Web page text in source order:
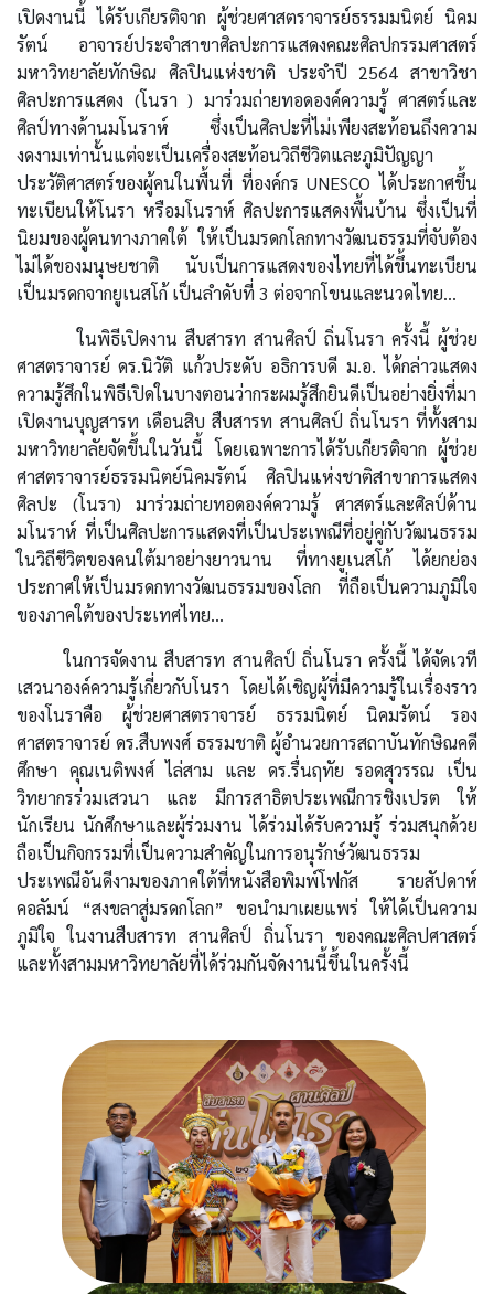
เปิดงานนี้ ได้รับเกียรติจาก ผู้ช่วยศาสตราจารย์ธรรมมนิตย์ นิคม
รัตน์ อาจารย์ประจำสาขาศิลปะการแสดงคณะศิลปกรรมศาสตร์
มหาวิทยาลัยทักษิณ ศิลปินแห่งชาติ ประจำปี 2564 สาขาวิชา
ศิลปะการแสดง (โนรา ) มาร่วมถ่ายทอดองค์ความรู้ ศาสตร์และ
ศิลป์ทางด้านมโนราห์ ซึ่งเป็นศิลปะที่ไม่เพียงสะท้อนถึงความ
งดงามเท่านั้นแต่จะเป็นเครื่องสะท้อนวิถีชีวิตและภูมิปัญญา
ประวัติศาสตร์ของผู้คนในพื้นที่ ที่องค์กร UNESCO ได้ประกาศขึ้น
ทะเบียนให้โนรา หรือมโนราห์ ศิลปะการแสดงพื้นบ้าน ซึ่งเป็นที่
นิยมของผู้คนทางภาคใต้ ให้เป็นมรดกโลกทางวัฒนธรรมที่จับต้อง
ไม่ได้ของมนุษยชาติ นับเป็นการแสดงของไทยที่ได้ขึ้นทะเบียน
เป็นมรดกจากยูเนสโก้ เป็นลำดับที่ 3 ต่อจากโขนและนวดไทย...
ในพิธีเปิดงาน สืบสารท สานศิลป์ ถิ่นโนรา ครั้งนี้ ผู้ช่วย
ศาสตราจารย์ ดร.นิวัติ แก้วประดับ อธิการบดี ม.อ. ได้กล่าวแสดง
ความรู้สึกในพิธีเปิดในบางตอนว่ากระผมรู้สึกยินดีเป็นอย่างยิ่งที่มา
เปิดงานบุญสารท เดือนสิบ สืบสารท สานศิลป์ ถิ่นโนรา ที่ทั้งสาม
มหาวิทยาลัยจัดขึ้นในวันนี้ โดยเฉพาะการได้รับเกียรติจาก ผู้ช่วย
ศาสตราจารย์ธรรมนิตย์นิคมรัตน์ ศิลปินแห่งชาติสาขาการแสดง
ศิลปะ (โนรา) มาร่วมถ่ายทอดองค์ความรู้ ศาสตร์และศิลป์ด้าน
มโนราห์ ที่เป็นศิลปะการแสดงที่เป็นประเพณีที่อยู่คู่กับวัฒนธรรม
ในวิถีชีวิตของคนใต้มาอย่างยาวนาน ที่ทางยูเนสโก้ ได้ยกย่อง
ประกาศให้เป็นมรดกทางวัฒนธรรมของโลก ที่ถือเป็นความภูมิใจ
ของภาคใต้ของประเทศไทย...
ในการจัดงาน สืบสารท สานศิลป์ ถิ่นโนรา ครั้งนี้ ได้จัดเวที
เสวนาองค์ความรู้เกี่ยวกับโนรา โดยได้เชิญผู้ที่มีความรู้ในเรื่องราว
ของโนราคือ ผู้ช่วยศาสตราจารย์ ธรรมนิตย์ นิคมรัตน์ รอง
ศาสตราจารย์ ดร.สืบพงศ์ ธรรมชาติ ผู้อำนวยการสถาบันทักษิณคดี
ศึกษา คุณเนติพงศ์ ไล่สาม และ ดร.รื่นฤทัย รอดสุวรรณ เป็น
วิทยากรร่วมเสวนา และ มีการสาธิตประเพณีการชิงเปรต ให้
นักเรียน นักศึกษาและผู้ร่วมงาน ได้ร่วมได้รับความรู้ ร่วมสนุกด้วย
ถือเป็นกิจกรรมที่เป็นความสำคัญในการอนุรักษ์วัฒนธรรม
ประเพณีอันดีงามของภาคใต้ที่หนังสือพิมพ์โฟกัส รายสัปดาห์
คอลัมน์ “สงขลาสู่มรดกโลก” ขอนำมาเผยแพร่ ให้ได้เป็นความ
ภูมิใจ ในงานสืบสารท สานศิลป์ ถิ่นโนรา ของคณะศิลปศาสตร์
และทั้งสามมหาวิทยาลัยที่ได้ร่วมกันจัดงานนี้ขึ้นในครั้งนี้